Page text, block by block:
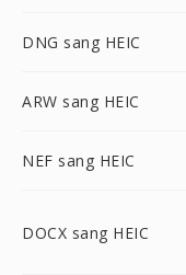
DNG sang HEIC
ARW sang HEIC
NEF sang HEIC
DOCX sang HEIC